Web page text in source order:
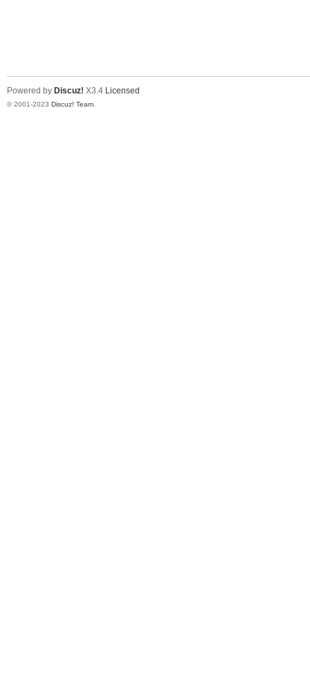
Powered by Discuz! X3.4 Licensed
© 2001-2023 Discuz! Team